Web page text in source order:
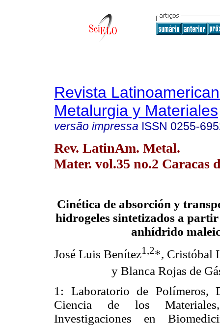
Revista
Metalurgia y Materiales
versão impressa ISSN 0255-
Rev. LatinAm. Metal.
Mater. vol.35 no.2 Caracas
Cinética de absorción y
hidrogeles sintetizados a
anhídrido
José Luis Benítez1,2*, Cristóbal
y Blanca Rojas de
1: Laboratorio de Polímeros,
Ciencia de los
Investigaciones en